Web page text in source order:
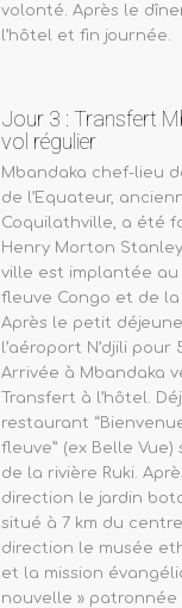
volonté. Après le
l’hôtel et fin journée.
Jour 3 : Transfert
vol régulier
Mbandaka chef-lieu
de l’Equateur,
Coquilathville, a été
Henry Morton Stanley
ville est implantée au
fleuve Congo et de la
Après le petit
l’aéroport N’djili pour
Arrivée à Mbandaka
Transfert à l’hôtel.
restaurant
fleuve” (ex Belle
de la rivière Ruki.
direction le jardin
situé à 7 km du
direction le musée
et la mission
nouvelle » patronnée